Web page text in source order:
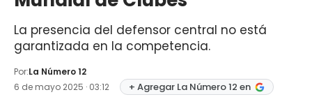
La presencia del defensor central no está
garantizada en la competencia.
Por:La Número 12
6 de mayo 2025 · 03:12
+ Agregar La Número 12 en